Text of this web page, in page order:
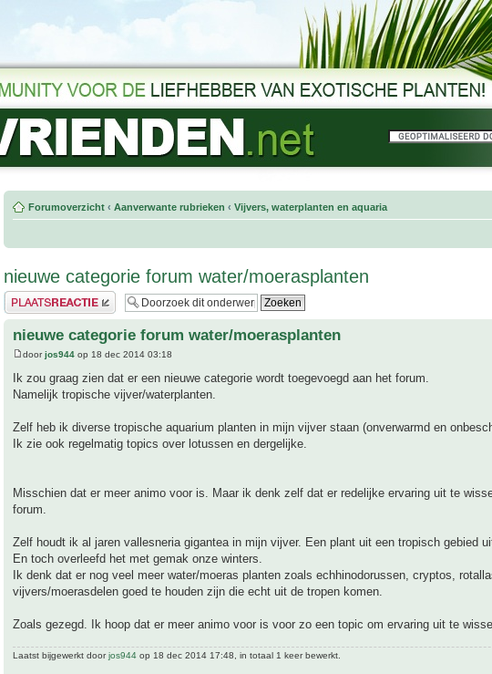
Forumoverzicht ‹ Aanverwante rubrieken ‹ Vijvers, waterplanten en aquaria
nieuwe categorie forum water/moerasplanten
Plaats een reactie
nieuwe categorie forum water/moerasplanten
doorjos944 op 18 dec 2014 03:18
Ik zou graag zien dat er een nieuwe categorie wordt toegevoegd aan het forum.
Namelijk tropische vijver/waterplanten.
Zelf heb ik diverse tropische aquarium planten in mijn vijver staan (onverwarmd en
Ik zie ook regelmatig topics over lotussen en dergelijke.
Misschien dat er meer animo voor is. Maar ik denk zelf dat er redelijke ervaring uit te
forum.
Zelf houdt ik al jaren vallesneria gigantea in mijn vijver. Een plant uit een tropisch gebied
En toch overleefd het met gemak onze winters.
Ik denk dat er nog veel meer water/moeras planten zoals echhinodorussen, cryptos,
vijvers/moerasdelen goed te houden zijn die echt uit de tropen komen.
Zoals gezegd. Ik hoop dat er meer animo voor is voor zo een topic om ervaring uit te
Laatst bijgewerkt doorjos944 op 18 dec 2014 17:48, in totaal 1 keer bewerkt.